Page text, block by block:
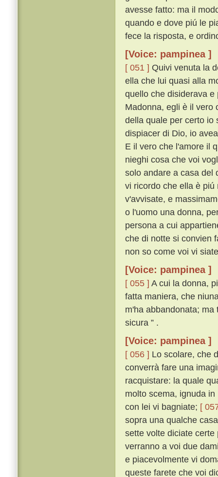
avesse fatto: ma il
quando e dove piú le
fece la risposta, e
[Voice: pampinea ]
[ 051 ] Quivi venuta la
ella che lui quasi alla
quello che disiderava
Madonna, egli è il vero
della quale per certo io
dispiacer di Dio, io
E il vero che l'amore il
nieghi cosa che voi
solo andare a casa del
vi ricordo che ella è
v'avvisate, e
o l'uomo una donna,
persona a cui
che di notte si convien
non so come voi vi
[Voice: pampinea ]
[ 055 ] A cui la donna,
fatta maniera, che
m'ha abbandonata;
sicura ” .
[Voice: pampinea ]
[ 056 ] Lo scolare, che
converrà fare una
racquistare: la quale
molto scema, ignuda
con lei vi bagniate; [
sopra una qualche
sette volte diciate
verranno a voi due
e piacevolmente vi
queste farete che voi